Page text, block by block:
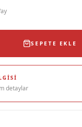
SEPETE EKLE
detaylar